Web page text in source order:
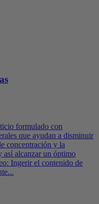
formulado con
que ayudan a disminuir
concentración y la
así alcanzar un óptimo
Ingerir el contenido de